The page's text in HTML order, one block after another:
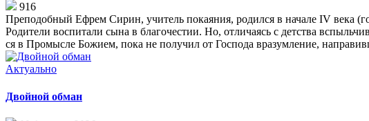
916
Пре­по­доб­ный Еф­рем Си­рин, учи­тель по­ка­я­ния, ро­дил­ся в на­ча­ле IV ве­ка
Ро­ди­те­ли вос­пи­та­ли сы­на в бла­го­че­стии. Но, от­ли­ча­ясь с дет­ства
ся в Про­мыс­ле Бо­жи­ем, по­ка не по­лу­чил от Гос­по­да вра­зум­ле­ние,
Актуально
Двойной обман